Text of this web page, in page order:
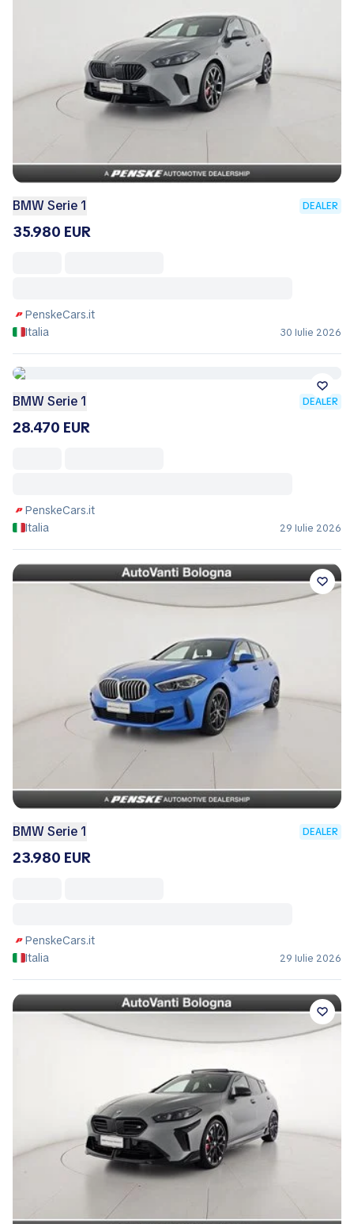
BMW Serie 1 DEALER
35.980 EUR
PenskeCars.it
Italia
30 Iulie 2026
BMW Serie 1 DEALER
28.470 EUR
PenskeCars.it
Italia
29 Iulie 2026
BMW Serie 1 DEALER
23.980 EUR
PenskeCars.it
Italia
29 Iulie 2026